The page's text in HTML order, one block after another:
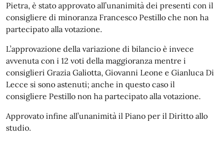
Pietra, è stato approvato all’unanimità dei presenti con il
consigliere di minoranza Francesco Pestillo che non ha
partecipato alla votazione.
L’approvazione della variazione di bilancio è invece
avvenuta con i 12 voti della maggioranza mentre i
consiglieri Grazia Galiotta, Giovanni Leone e Gianluca Di
Lecce si sono astenuti; anche in questo caso il
consigliere Pestillo non ha partecipato alla votazione.
Approvato infine all’unanimità il Piano per il Diritto allo
studio.